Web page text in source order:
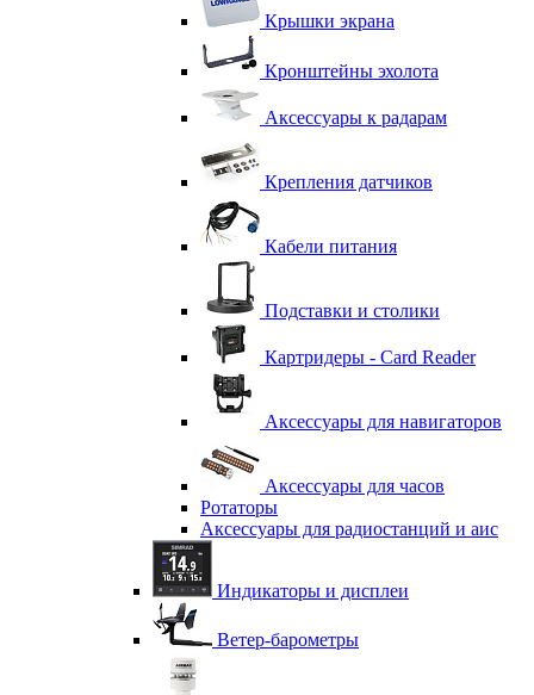
Крышки экрана
Кронштейны эхолота
Аксессуары к радарам
Крепления датчиков
Кабели питания
Подставки и столики
Картридеры - Card Reader
Аксессуары для навигаторов
Аксессуары для часов
Ротаторы
Аксессуары для радиостанций и аис
Индикаторы и дисплеи
Ветер-барометры